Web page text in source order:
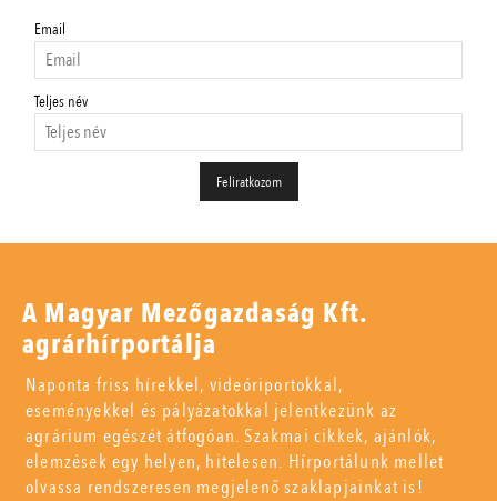
Email
Teljes név
A Magyar Mezőgazdaság Kft.
agrárhírportálja
Naponta friss hírekkel, videóriportokkal,
eseményekkel és pályázatokkal jelentkezünk az
agrárium egészét átfogóan. Szakmai cikkek, ajánlók,
elemzések egy helyen, hitelesen. Hírportálunk mellet
olvassa rendszeresen megjelenő szaklapjainkat is!